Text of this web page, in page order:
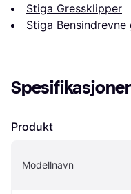
Stiga Gressklipper
Stiga
Spesifikasjoner
Produkt
Modellnavn